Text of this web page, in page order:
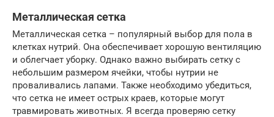
Металлическая сетка
Металлическая сетка – популярный выбор для пола в
клетках нутрий. Она обеспечивает хорошую вентиляцию
и облегчает уборку. Однако важно выбирать сетку с
небольшим размером ячейки, чтобы нутрии не
проваливались лапами. Также необходимо убедиться,
что сетка не имеет острых краев, которые могут
травмировать животных. Я всегда проверяю сетку